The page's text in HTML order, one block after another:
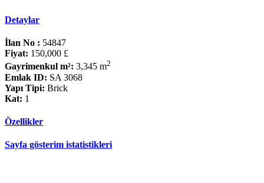
Detaylar
İlan No : 54847
Fiyat: 150,000 £
Gayrimenkul m²: 3,345 m2
Emlak ID: SA 3068
Yapı Tipi: Brick
Kat: 1
Özellikler
Sayfa gösterim istatistikleri